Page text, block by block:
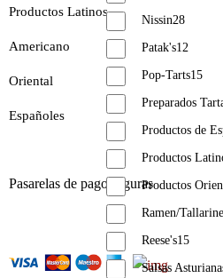
Productos Latinos
Americano
Oriental
Españoles
Pasarelas de pago seguras
Nissin28
Patak's12
Pop-Tarts15
Preparados
Productos de
Productos
Productos
Ramen/
Reese's15
Salsas